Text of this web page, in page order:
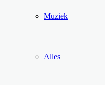
Muziek
Alles